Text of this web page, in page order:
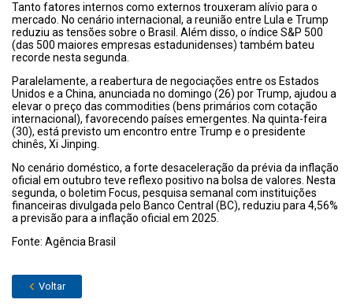
Tanto fatores internos como externos trouxeram alívio para o
mercado. No cenário internacional, a reunião entre Lula e Trump
reduziu as tensões sobre o Brasil. Além disso, o índice S&P 500
(das 500 maiores empresas estadunidenses) também bateu
recorde nesta segunda.
Paralelamente, a reabertura de negociações entre os Estados
Unidos e a China, anunciada no domingo (26) por Trump, ajudou a
elevar o preço das commodities (bens primários com cotação
internacional), favorecendo países emergentes. Na quinta-feira
(30), está previsto um encontro entre Trump e o presidente
chinês, Xi Jinping.
No cenário doméstico, a forte desaceleração da prévia da inflação
oficial em outubro teve reflexo positivo na bolsa de valores. Nesta
segunda, o boletim Focus, pesquisa semanal com instituições
financeiras divulgada pelo Banco Central (BC), reduziu para 4,56%
a previsão para a inflação oficial em 2025.
Fonte: Agência Brasil
Voltar